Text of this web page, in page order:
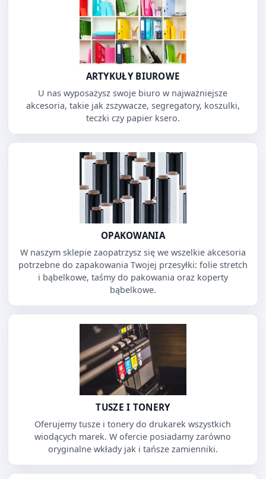
ARTYKUŁY BIUROWE
U nas wyposażysz swoje biuro w najważniejsze
akcesoria, takie jak zszywacze, segregatory, koszulki,
teczki czy papier ksero.
OPAKOWANIA
W naszym sklepie zaopatrzysz się we wszelkie akcesoria
potrzebne do zapakowania Twojej przesyłki: folie stretch
i bąbelkowe, taśmy do pakowania oraz koperty
bąbelkowe.
TUSZE I TONERY
Oferujemy tusze i tonery do drukarek wszystkich
wiodących marek. W ofercie posiadamy zarówno
oryginalne wkłady jak i tańsze zamienniki.